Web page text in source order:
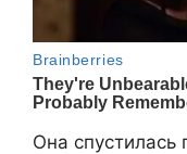
Она спустилась